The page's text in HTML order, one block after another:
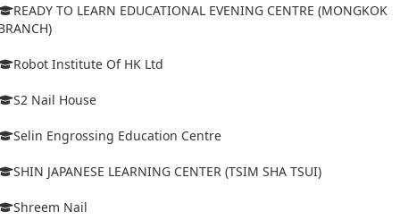
READY TO LEARN EDUCATIONAL EVENING CENTRE (MONGKOK
Robot Institute Of HK Ltd
S2 Nail House
Selin Engrossing Education Centre
SHIN JAPANESE LEARNING CENTER (TSIM SHA TSUI)
Shreem Nail